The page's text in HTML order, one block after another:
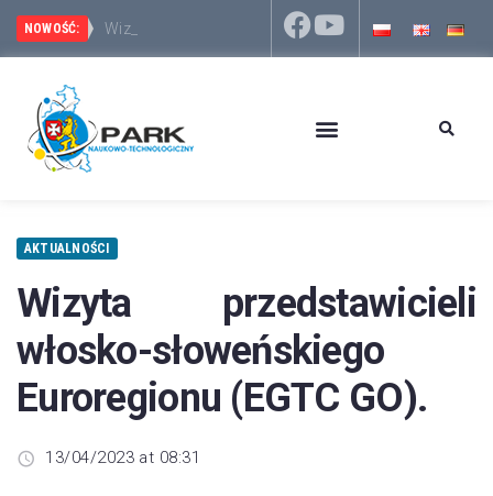
NOWOŚĆ: Wizyta przedst
Park Naukowo-Technologiczny Rzeszów –
AKTUALNOŚCI
Wizyta przedstawicieli
włosko-słoweńskiego
Euroregionu (EGTC GO).
13/04/2023 at 08:31